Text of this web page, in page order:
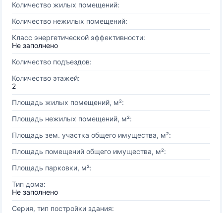
Количество жилых помещений:
Количество нежилых помещений:
Класс энергетической эффективности:
Не заполнено
Количество подъездов:
Количество этажей:
2
Площадь жилых помещений, м²:
Площадь нежилых помещений, м²:
Площадь зем. участка общего имущества, м²:
Площадь помещений общего имущества, м²:
Площадь парковки, м²:
Тип дома:
Не заполнено
Серия, тип постройки здания: